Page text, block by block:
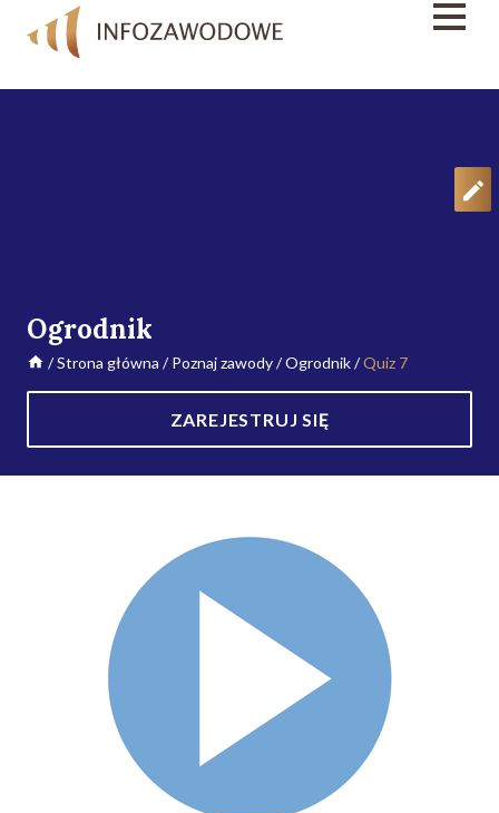
Ogrodnik
/Strona główna /Poznaj zawody/Ogrodnik/Quiz 7
ZAREJESTRUJ SIĘ